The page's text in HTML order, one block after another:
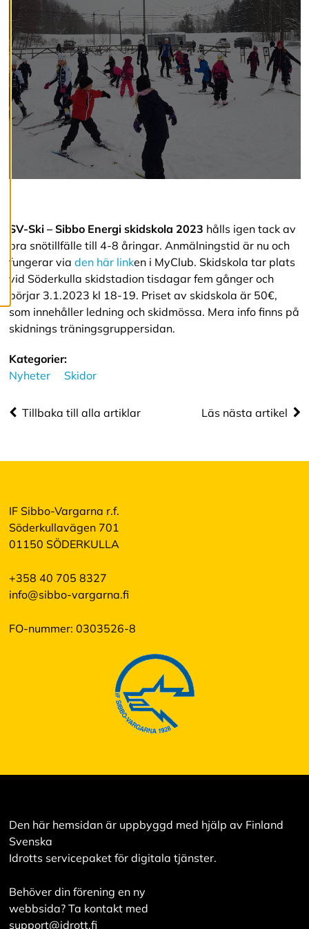
c
o
o
k
i
e
s
A
s
l
A
c
c
e
p
e
r
a
l
e
s
SV-Ski – Sibbo Energi skidskola 2023 hålls igen tack av
bra snötillfälle till 4-8 åringar. Anmälningstid är nu och
fungerar via den här linken i MyClub. Skidskola tar plats
vid Söderkulla skidstadion tisdagar fem gånger och
börjar 3.1.2023 kl 18-19. Priset av skidskola är 50€,
som innehåller ledning och skidmössa. Mera info finns på
skidnings träningsgruppersidan.
Kategorier:
Nyheter
Skidor
Tillbaka till alla artiklar Läs nästa artikel
IF Sibbo-Vargarna r.f.
Söderkullavägen 701
01150 SÖDERKULLA
+358 40 705 8327
info@sibbo-vargarna.fi
FO-nummer: 0303526-8
Den här hemsidan är uppbyggd med hjälp av Finland
Svenska
Idrotts servicepaket för digitala tjänster.
Behöver din förening en ny
webbsida? Ta kontakt med
support@idrott.fi